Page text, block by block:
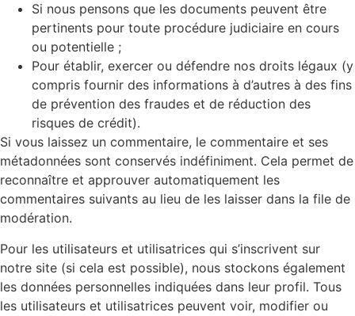
Si nous pensons que les documents peuvent être
pertinents pour toute procédure judiciaire en cours
ou potentielle ;
Pour établir, exercer ou défendre nos droits légaux (y
compris fournir des informations à d’autres à des fins
de prévention des fraudes et de réduction des
risques de crédit).
Si vous laissez un commentaire, le commentaire et ses
métadonnées sont conservés indéfiniment. Cela permet de
reconnaître et approuver automatiquement les
commentaires suivants au lieu de les laisser dans la file de
modération.
Pour les utilisateurs et utilisatrices qui s’inscrivent sur
notre site (si cela est possible), nous stockons également
les données personnelles indiquées dans leur profil. Tous
les utilisateurs et utilisatrices peuvent voir, modifier ou